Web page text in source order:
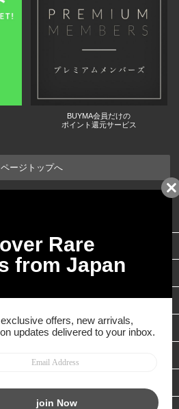
BUYMA会員だけの
ポイント還元サービス
ページトップへ
安心への取り組み
かんたん購入ガイド
BUYMA CARD
プライバシー